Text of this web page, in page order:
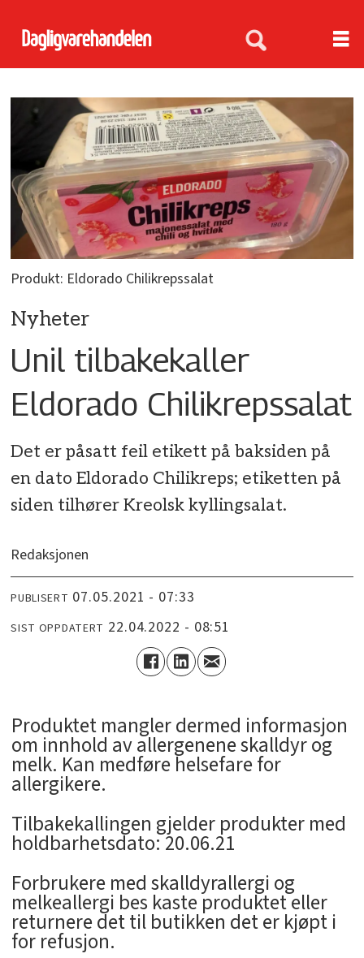
Produkt: Eldorado Chilikrepssalat
Nyheter
Unil tilbakekaller
Eldorado Chilikrepssalat
Det er påsatt feil etikett på baksiden på
en dato Eldorado Chilikreps; etiketten på
siden tilhører Kreolsk kyllingsalat.
Redaksjonen
PUBLISERT 07.05.2021 - 07:33
SIST OPPDATERT 22.04.2022 - 08:51
Produktet mangler dermed informasjon
om innhold av allergenene skalldyr og
melk. Kan medføre helsefare for
allergikere.
Tilbakekallingen gjelder produkter med
holdbarhetsdato: 20.06.21
Forbrukere med skalldyrallergi og
melkeallergi bes kaste produktet eller
returnere det til butikken det er kjøpt i
for refusjon.